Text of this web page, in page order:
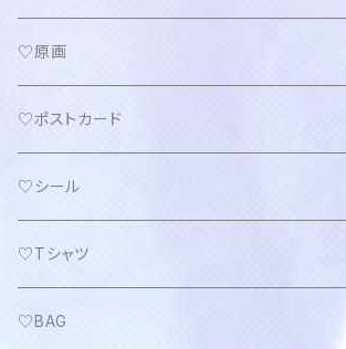
♡原画
♡ポストカード
♡シール
♡Tシャツ
♡BAG